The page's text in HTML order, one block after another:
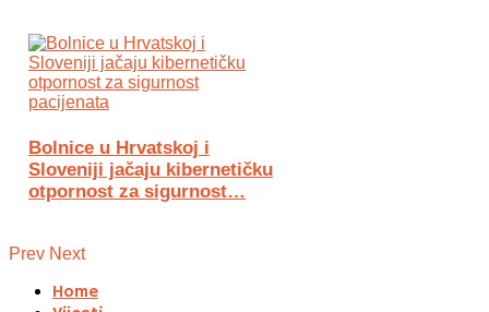
Bolnice u Hrvatskoj i
Sloveniji jačaju kibernetičku
otpornost za sigurnost…
Prev Next
Home